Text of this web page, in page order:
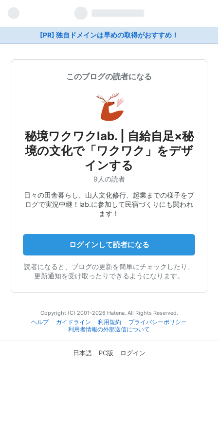
[PR] 独自ドメインは早めの取得がおすすめ！
このブログの読者になる
秘境ワクワクlab. | 自給自足×秘
境の文化で「ワクワク」をデザ
インする
9人の読者
日々の田舎暮らし、山人文化修行、起業までの様子をブ
ログで実況中継！lab.に参加して民宿づくりにも関われ
ます！
ログインして読者になる
読者になると、ブログの更新を簡単にチェックしたり、
更新通知を受け取ったりできるようになります。
Copyright (C) 2001-2026 Hatena. All Rights Reserved.
ヘルプ
ガイドライン 利用規約
プライバシーポリシー
利用者情報の外部送信について
日本語 PC版 ログイン